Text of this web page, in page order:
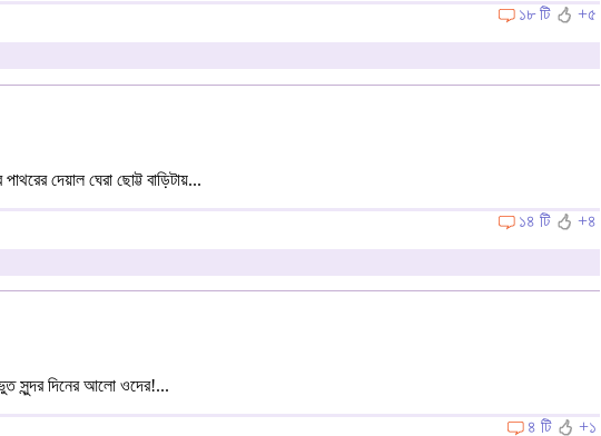
১৮ টি +৫
দেয়াল ঘেরা ছোট্ট বাড়িটায়...
১৪ টি +৪
সুন্দর দিনের আলো ওদের!...
৪ টি +১